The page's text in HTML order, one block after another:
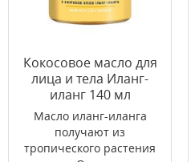
Кокосовое масло для
лица и тела Иланг-
иланг 140 мл
Масло иланг-иланга
получают из
тропического растения